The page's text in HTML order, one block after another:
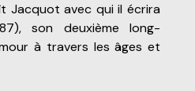
Jacquot avec qui il écrira
son deuxième long-
à travers les âges et